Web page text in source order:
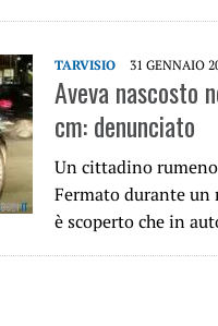
TARVISIO 31 GENNAIO
Aveva nascosto
cm: denunciato
Un cittadino
Fermato durante
è scoperto che in